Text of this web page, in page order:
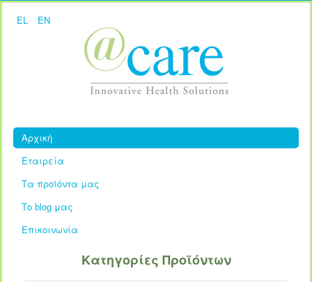
EL EN
Αρχική
Εταιρεία
Τα προϊόντα μας
Το blog μας
Επικοινωνία
Κατηγορίες Προϊόντων